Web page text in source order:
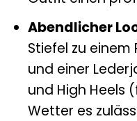
Abendlicher
Stiefel zu einem
und einer
und High Heels
Wetter es